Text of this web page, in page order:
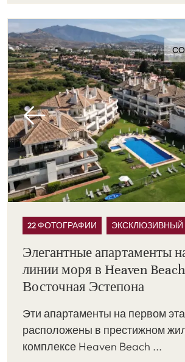
22 ФОТОГРАФИИ ЭКСКЛЮЗИВНЫЙ
Элегантные апартаменты
линии моря в Heaven
Восточная Эстепона
Эти апартаменты на первом
расположены в престижном
комплексе Heaven Beach ...